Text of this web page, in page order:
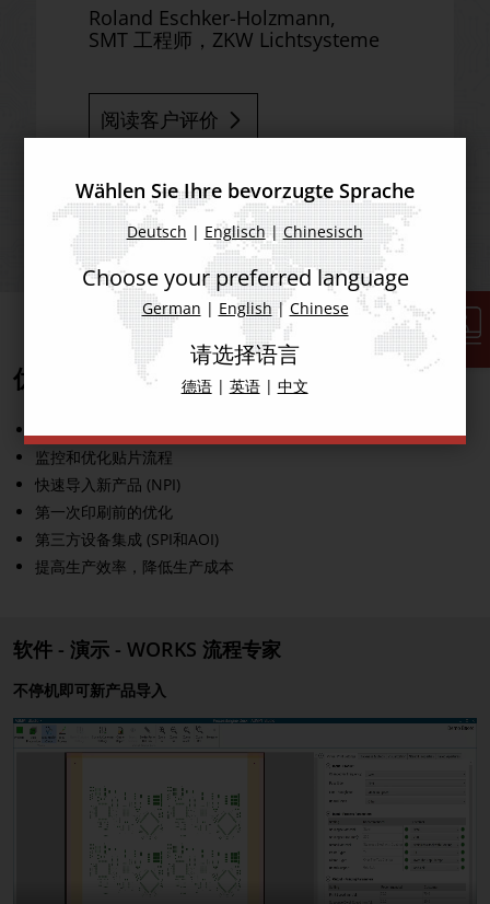
Roland Eschker-Holzmann,
SMT 工程师，ZKW Lichtsysteme
阅读客户评价
优势一览
监控和优化贴片流程
快速导入新产品 (NPI)
第一次印刷前的优化
第三方设备集成 (SPI和AOI)
提高生产效率，降低生产成本
软件 - 演示 - WORKS 流程专家
不停机即可新产品导入
Wählen Sie Ihre bevorzugte Sprache
Deutsch | Englisch |Chinesisch
Choose your preferred language
German | English| Chinese
请选择语言
德语 | 英语 | 中文